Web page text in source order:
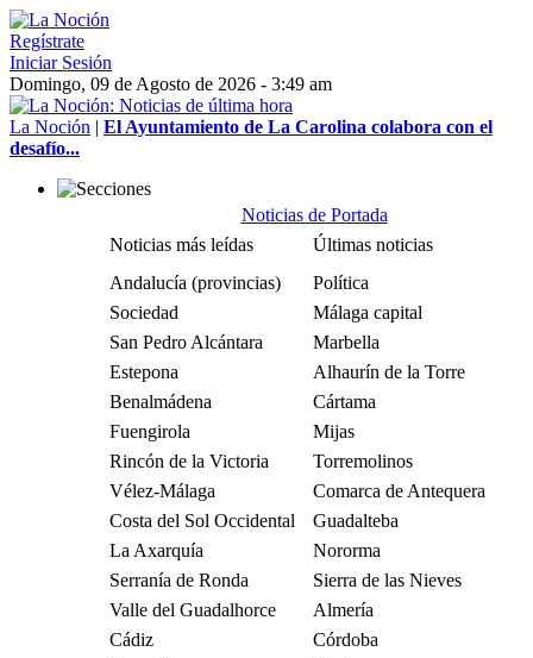
Regístrate
Iniciar Sesión
Domingo, 09 de Agosto de 2026 - 3:49 am
La Noción | El Ayuntamiento de La Carolina colabora con el
desafío...
Noticias de Portada
Noticias más leídas
Últimas noticias
Andalucía (provincias)
Política
Sociedad
Málaga capital
San Pedro Alcántara
Marbella
Estepona
Alhaurín de la Torre
Benalmádena
Cártama
Fuengirola
Mijas
Rincón de la Victoria
Torremolinos
Vélez-Málaga
Comarca de Antequera
Costa del Sol Occidental
Guadalteba
La Axarquía
Nororma
Serranía de Ronda
Sierra de las Nieves
Valle del Guadalhorce
Almería
Cádiz
Córdoba